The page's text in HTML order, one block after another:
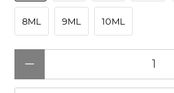
8ML 9ML 10ML